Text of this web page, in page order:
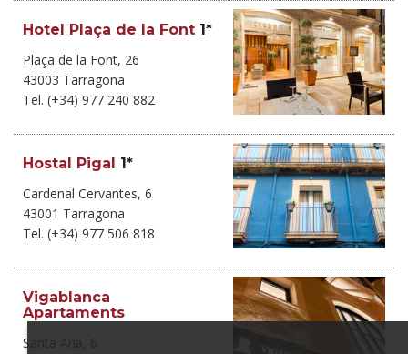
Hotel Plaça de la Font 1*
Plaça de la Font, 26
43003 Tarragona
Tel. (+34) 977 240 882
Hostal Pigal 1*
Cardenal Cervantes, 6
43001 Tarragona
Tel. (+34) 977 506 818
Vigablanca
Apartaments
Santa Ana, 6